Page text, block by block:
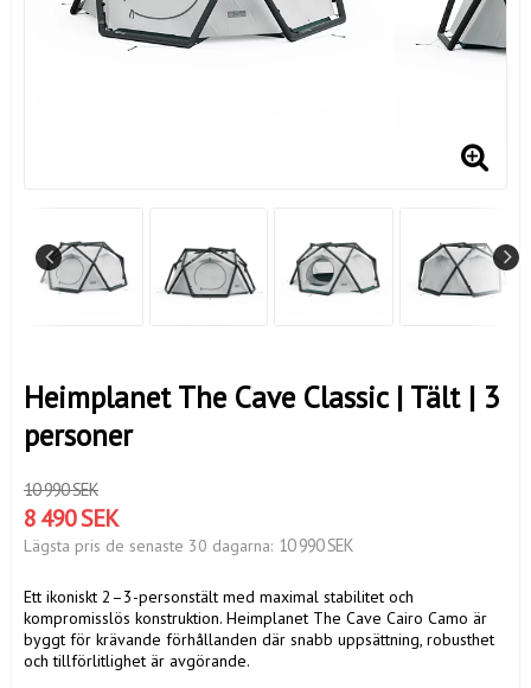
Heimplanet The Cave Classic | Tält | 3
personer
10 990 SEK
8 490 SEK
Lägsta pris de senaste 30 dagarna 10 990 SEK
Ett ikoniskt 2–3-personstält med maximal stabilitet och
kompromisslös konstruktion. Heimplanet The Cave Cairo Camo är
byggt för krävande förhållanden där snabb uppsättning, robusthet
och tillförlitlighet är avgörande.